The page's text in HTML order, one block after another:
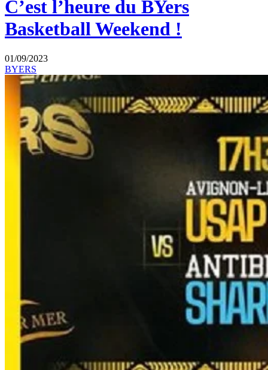
C’est l’heure du BYers
Basketball Weekend !
01/09/2023
BYERS